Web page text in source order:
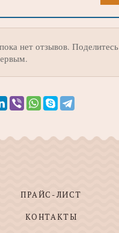
нет отзывов. Поделитесь
ПРАЙС-ЛИСТ
КОНТАКТЫ